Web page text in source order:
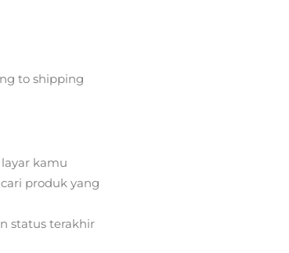
to shipping
kamu
produk yang
status terakhir